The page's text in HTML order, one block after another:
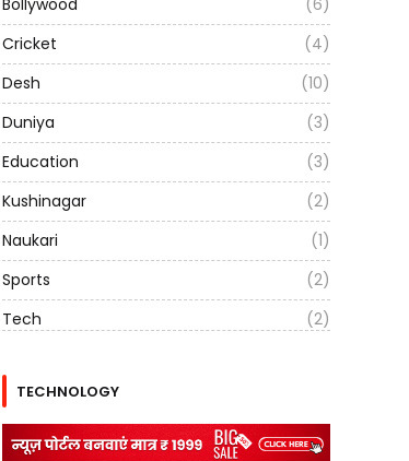
Bollywood
(6)
Cricket
(4)
Desh
(10)
Duniya
(3)
Education
(3)
Kushinagar
(2)
Naukari
(1)
Sports
(2)
Tech
(2)
TECHNOLOGY